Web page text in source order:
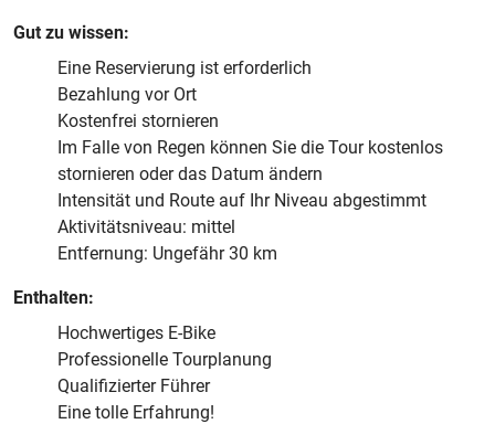
Gut zu wissen:
Eine Reservierung ist erforderlich
Bezahlung vor Ort
Kostenfrei stornieren
Im Falle von Regen können Sie die Tour kostenlos
stornieren oder das Datum ändern
Intensität und Route auf Ihr Niveau abgestimmt
Aktivitätsniveau: mittel
Entfernung: Ungefähr 30 km
Enthalten:
Hochwertiges E-Bike
Professionelle Tourplanung
Qualifizierter Führer
Eine tolle Erfahrung!